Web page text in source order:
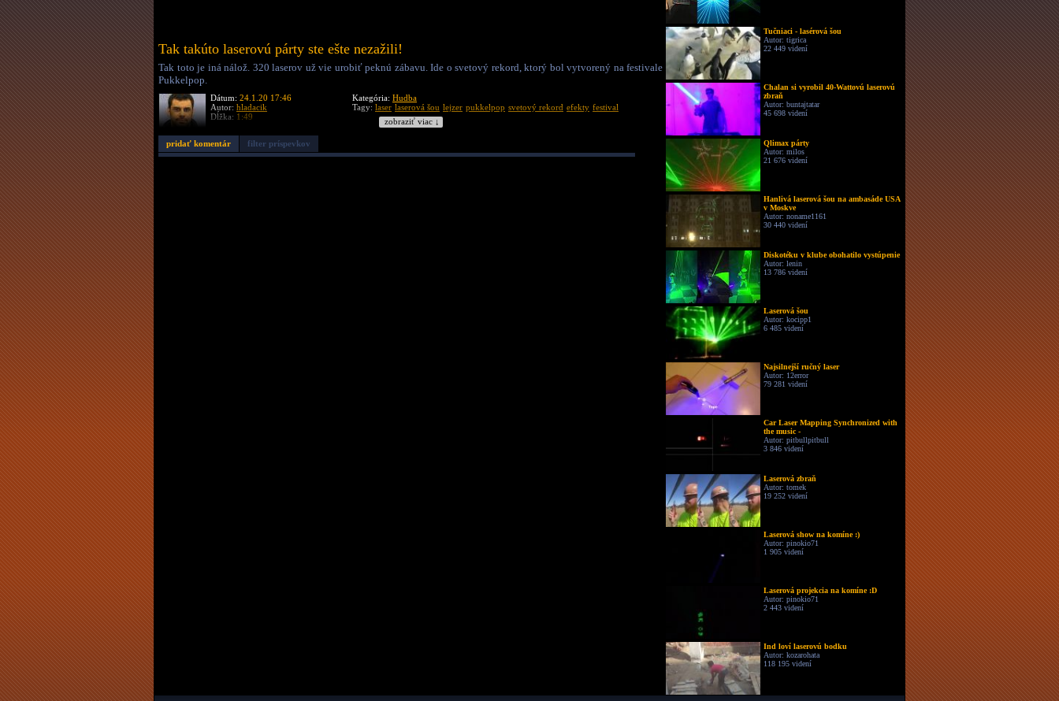
Tak takúto laserovú párty ste ešte nezažili!
Tak toto je iná nálož. 320 laserov už vie urobiť peknú zábavu. Ide o svetový rekord, ktorý bol vytvorený na festivale
Pukkelpop.
Dátum: 24.1.20 17:46
Autor: hladacik
Dĺžka: 1:49
Kategória: Hudba
Tagy: laser laserová šou lejzer pukkelpop svetový rekord efekty festival
zobraziť viac ↓
pridať komentár filter príspevkov
Tučniaci - lasérová šou
Autor: tigrica
22 449 videní
Chalan si vyrobil 40-Wattovú laserovú
zbraň
Autor: buntajtatar
45 698 videní
Qlimax párty
Autor: milos
21 676 videní
Hanlivá laserová šou na ambasáde USA
v Moskve
Autor: noname1161
30 440 videní
Diskotéku v klube obohatilo vystúpenie
Autor: lenin
13 786 videní
Laserová šou
Autor: kocipp1
6 485 videní
Najsilnejší ručný laser
Autor: 12error
79 281 videní
Car Laser Mapping Synchronized with
the music -
Autor: pitbullpitbull
3 846 videní
Laserová zbraň
Autor: tomek
19 252 videní
Laserová show na komíne :)
Autor: pinokio71
1 905 videní
Laserová projekcia na komíne :D
Autor: pinokio71
2 443 videní
Ind loví laserovú bodku
Autor: kozarohata
118 195 videní